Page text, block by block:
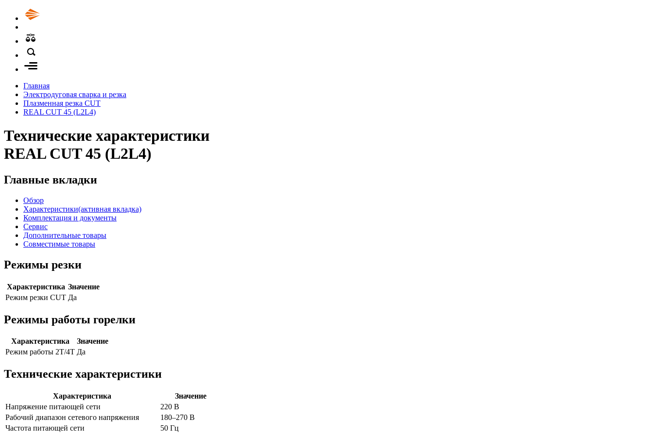
Главная
Электродуговая сварка и резка
Плазменная резка CUT
REAL CUT 45 (L2L4)
Технические характеристики
REAL CUT 45 (L2L4)
Главные вкладки
Обзор
Характеристики(активная вкладка)
Комплектация и документы
Сервис
Дополнительные товары
Совместимые товары
Режимы резки
Характеристика Значение
Режим резки CUT Да
Режимы работы горелки
Характеристика
Значение
Режим работы 2Т/4Т Да
Технические характеристики
Характеристика
Значение
Напряжение питающей сети
220 В
Рабочий диапазон сетевого напряжения
180–270 В
Частота питающей сети
50 Гц